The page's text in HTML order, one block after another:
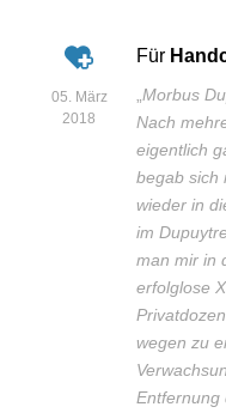
05. März
2018
Für
Morbus
Nach
eigentlich
begab sich
wieder in
im
man mir in
erfolglose
wegen zu
Entfernung